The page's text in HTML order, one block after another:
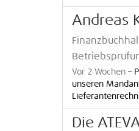
Andreas
Vor 2 Wochen –
unseren
Die